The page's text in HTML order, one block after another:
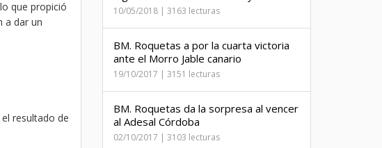
que propició
a dar un
resultado de
10/05/2018 | 3163 lecturas
BM. Roquetas a por la cuarta victoria
ante el Morro Jable canario
19/10/2017 | 3151 lecturas
BM. Roquetas da la sorpresa al vencer
al Adesal Córdoba
02/10/2017 | 3103 lecturas